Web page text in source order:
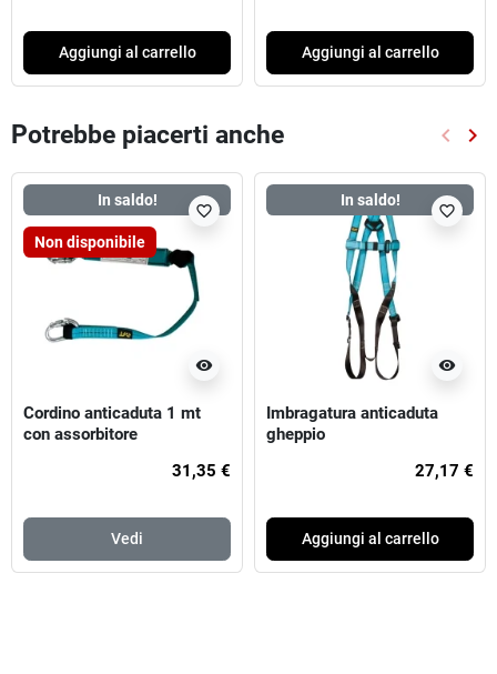
Aggiungi al carrello Aggiungi al carrello
Potrebbe piacerti anche keyboard_arrow_left keyboard_arrow_right
In saldo!
Non disponibile
visibility
favorite_border
Cordino anticaduta 1 mt
con assorbitore
31,35 €
Vedi
In saldo!
visibility
favorite_border
Imbragatura anticaduta
gheppio
27,17 €
Aggiungi al carrello